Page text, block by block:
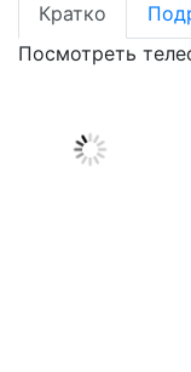
Кратко
Посмотреть